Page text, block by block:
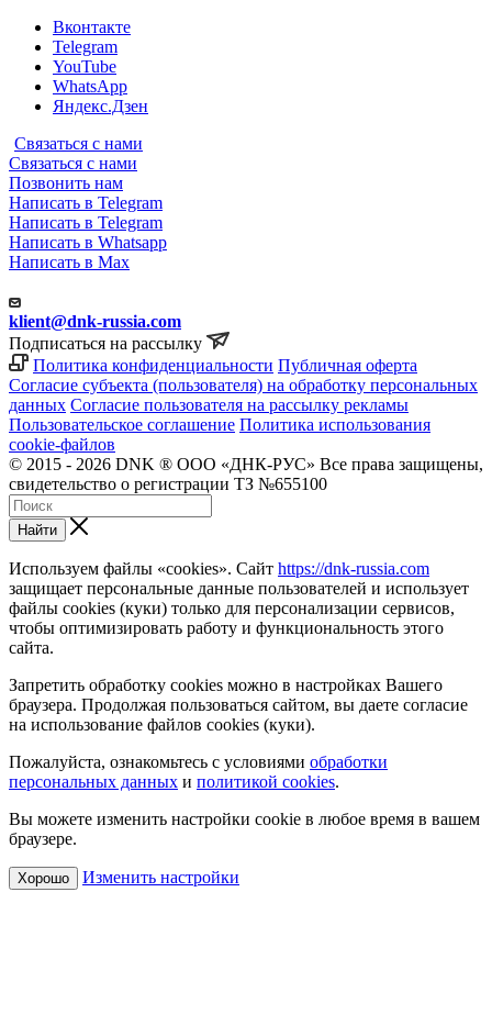
Вконтакте
Telegram
YouTube
WhatsApp
Яндекс.Дзен
Связаться с нами
Связаться с нами
Позвонить нам
Написать в Telegram
Написать в Telegram
Написать в Whatsapp
Написать в Max
klient@dnk-russia.com
Подписаться на рассылку
Политика конфиденциальности Публичная оферта
Согласие субъекта (пользователя) на обработку персональных
данных Согласие пользователя на рассылку рекламы
Пользовательское соглашение Политика использования
cookie-файлов
© 2015 - 2026 DNK ® ООО «ДНК-РУС» Все права защищены,
свидетельство о регистрации ТЗ №655100
Найти
Используем файлы «cookies». Сайт https://dnk-russia.com
защищает персональные данные пользователей и использует
файлы cookies (куки) только для персонализации сервисов,
чтобы оптимизировать работу и функциональность этого
сайта.
Запретить обработку cookies можно в настройках Вашего
браузера. Продолжая пользоваться сайтом, вы даете согласие
на использование файлов cookies (куки).
Пожалуйста, ознакомьтесь с условиями обработки
персональных данных и политикой cookies.
Вы можете изменить настройки cookie в любое время в вашем
браузере.
Хорошо Изменить настройки